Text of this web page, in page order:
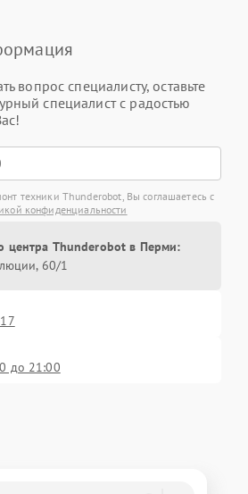
вопрос специалисту, оставьте
специалист с радостью
техники Thunderobot, Вы соглашаетесь с
конфиденциальности
центра Thunderobot в Перми:
60/1
до 21:00